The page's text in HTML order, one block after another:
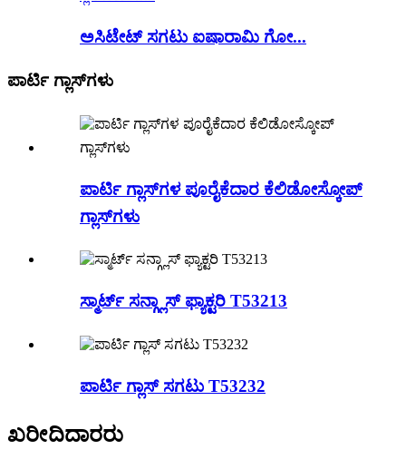
ಅಸಿಟೇಟ್ ಸಗಟು ಐಷಾರಾಮಿ ಗೋ...
ಪಾರ್ಟಿ ಗ್ಲಾಸ್‌ಗಳು
ಪಾರ್ಟಿ ಗ್ಲಾಸ್‌ಗಳ ಪೂರೈಕೆದಾರ ಕೆಲಿಡೋಸ್ಕೋಪ್
ಗ್ಲಾಸ್‌ಗಳು
ಸ್ಮಾರ್ಟ್ ಸನ್ಗ್ಲಾಸ್ ಫ್ಯಾಕ್ಟರಿ T53213
ಪಾರ್ಟಿ ಗ್ಲಾಸ್ ಸಗಟು T53232
ಖರೀದಿದಾರರು